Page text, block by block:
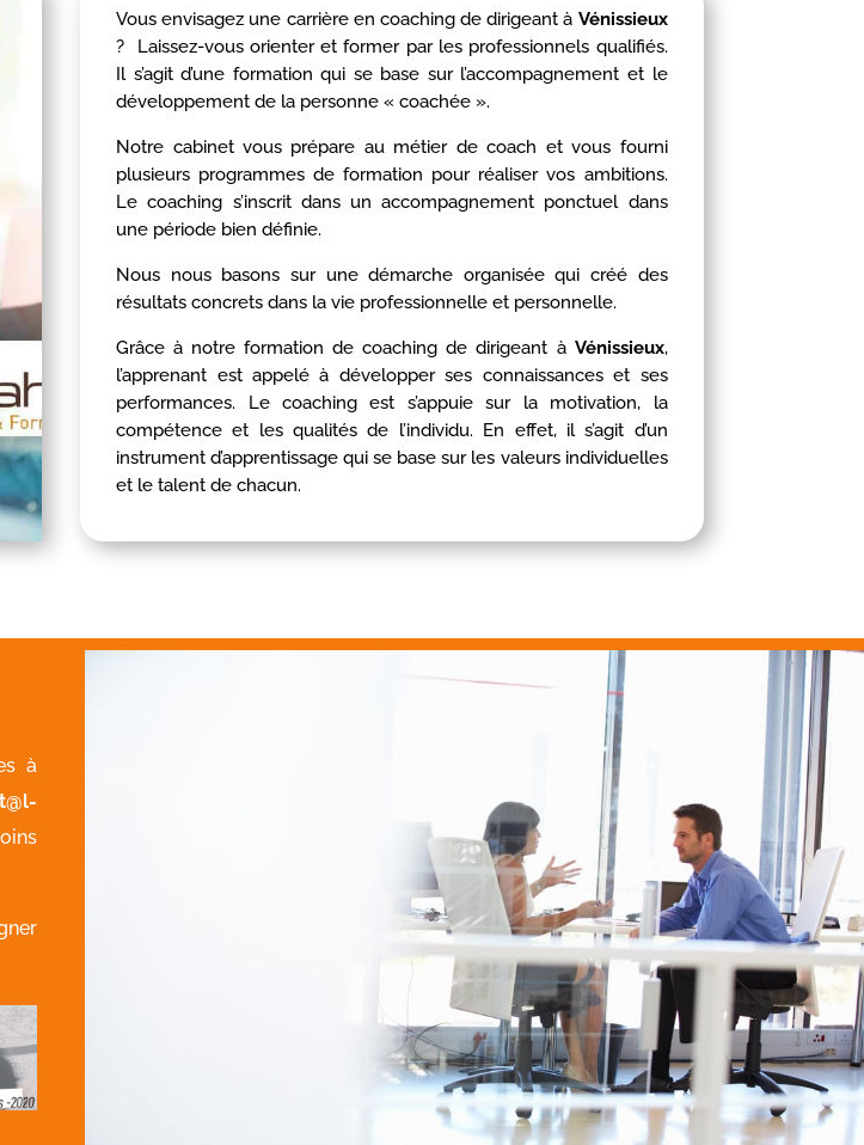
Vous envisagez une carrière en coaching de dirigeant à Vénissieux
? Laissez-vous orienter et former par les professionnels qualifiés.
Il s’agit d’une formation qui se base sur l’accompagnement et le
développement de la personne « coachée ».
Notre cabinet vous prépare au métier de coach et vous fourni
plusieurs programmes de formation pour réaliser vos ambitions.
Le coaching s’inscrit dans un accompagnement ponctuel dans
une période bien définie.
Nous nous basons sur une démarche organisée qui créé des
résultats concrets dans la vie professionnelle et personnelle.
Grâce à notre formation de coaching de dirigeant à Vénissieux,
l’apprenant est appelé à développer ses connaissances et ses
performances. Le coaching est s’appuie sur la motivation, la
compétence et les qualités de l’individu. En effet, il s’agit d’un
instrument d’apprentissage qui se base sur les valeurs individuelles
et le talent de chacun.
à